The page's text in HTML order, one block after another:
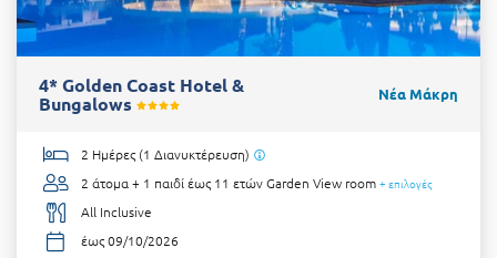
4* Golden Coast Hotel &
Bungalows
Νέα Μάκρη
2 Ημέρες (1 Διανυκτέρευση)
2 άτομα + 1 παιδί έως 11 ετώνGarden View room + επιλογές
All Inclusive
έως 09/10/2026